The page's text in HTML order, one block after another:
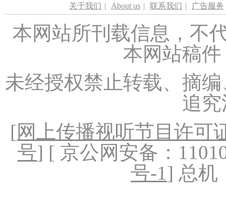
关于我们 | About us | 联系我们 | 广告服务
本网站所刊载信息，不
本网站稿
未经授权禁止转载、摘
追
[网上传播视听节目许可
号] [ 京公网安备：
号-1] 总机